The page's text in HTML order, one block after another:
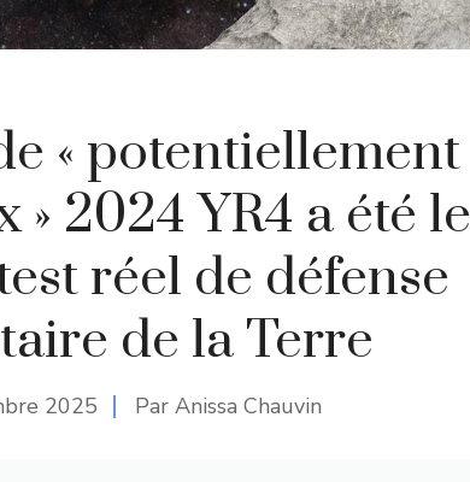
« potentiellement
» 2024 YR4 a été le
réel de défense
de la Terre
2025 Par Anissa Chauvin